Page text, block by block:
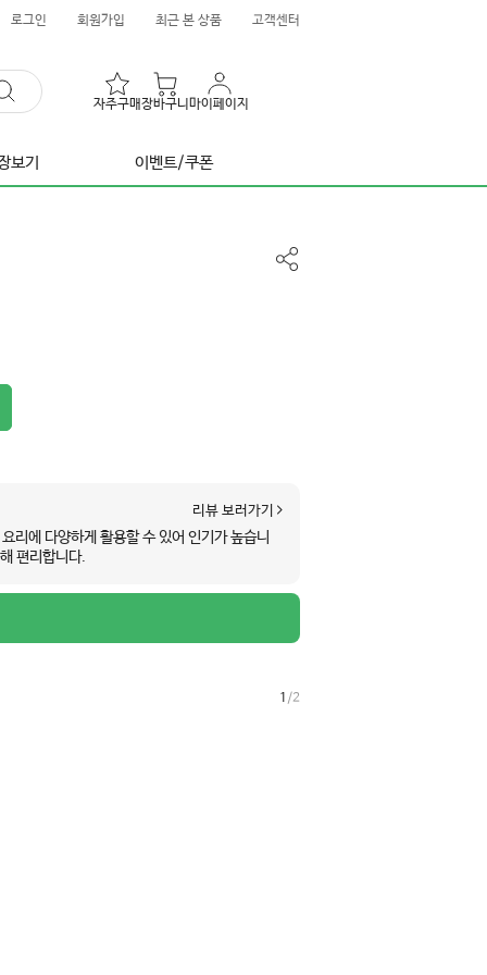
로그인 회원가입 최근 본 상품 고객센터
자주구매장바구니 마이페이지
보기 이벤트/쿠폰
리뷰 보러가기
리에 다양하게 활용할 수 있어 인기가 높습니
편리합니다.
공
1 /2